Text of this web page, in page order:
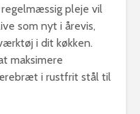
pleje vil
som nyt i årevis,
i dit køkken.
maksimere
i rustfrit stål til